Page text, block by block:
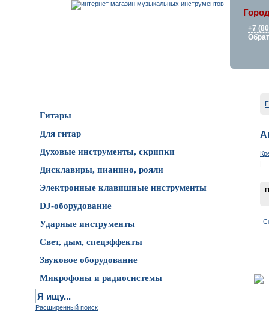
+7
Гитары
Для гитар
Духовые инструменты, скрипки
Дисклавиры, пианино, рояли
Электронные клавишные инструменты
DJ-оборудование
Ударные инструменты
Свет, дым, спецэффекты
Звуковое оборудование
Микрофоны и радиосистемы
Расширенный поиск
|